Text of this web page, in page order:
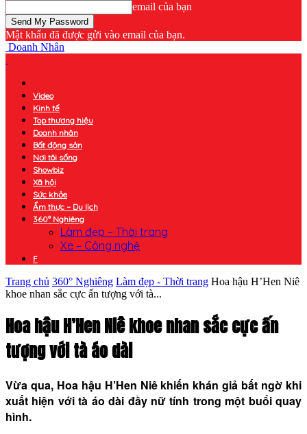
email của bạn
Mật khẩu đã được gửi vào email của bạn.
Doanh Nhân
Video
Kinh tế
Top thương hiệu
Doanh nhân
Bất động sản
Nơi tôi sống
Showbiz
Xã hội
Sức khỏe
Ẩm thực – Du lịch
360° Nghiêng
Làm đẹp – Thời trang
Xe – Công nghệ
F
Trang chủ 360° Nghiêng Làm đẹp - Thời trang Hoa hậu H’Hen Niê
khoe nhan sắc cực ấn tượng với tà...
Hoa hậu H’Hen Niê khoe nhan sắc cực ấn
tượng với tà áo dài
Vừa qua, Hoa hậu H’Hen Niê khiến khán giả bất ngờ khi
xuất hiện với tà áo dài đầy nữ tính trong một buổi quay
hình.